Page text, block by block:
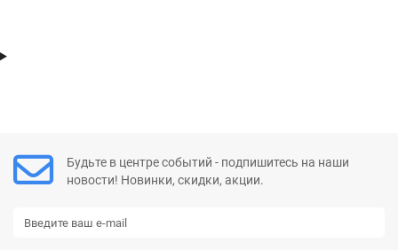
Будьте в центре событий - подпишитесь на наши
новости! Новинки, скидки, акции.